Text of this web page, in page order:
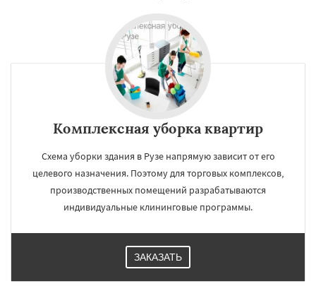
Комплексная уборка квартир
Схема уборки здания в Рузе напрямую зависит от его
целевого назначения. Поэтому для торговых комплексов,
производственных помещений разрабатываются
индивидуальные клининговые программы.
ЗАКАЗАТЬ